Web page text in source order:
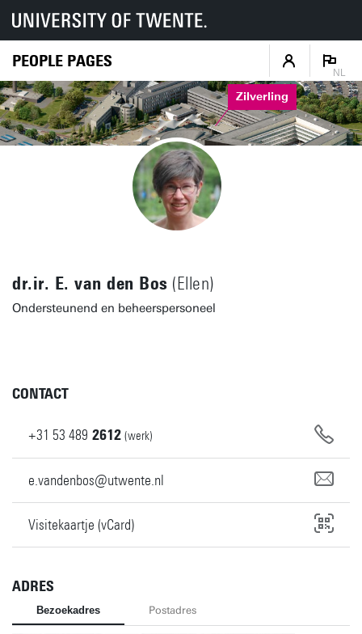
PEOPLE PAGES
NL
Zilverling
dr.ir. E. van den Bos (Ellen)
Ondersteunend en beheerspersoneel
CONTACT
+31 53 489 2612 (werk)
e.vandenbos@utwente.nl
Visitekaartje (vCard)
ADRES
Bezoekadres Postadres